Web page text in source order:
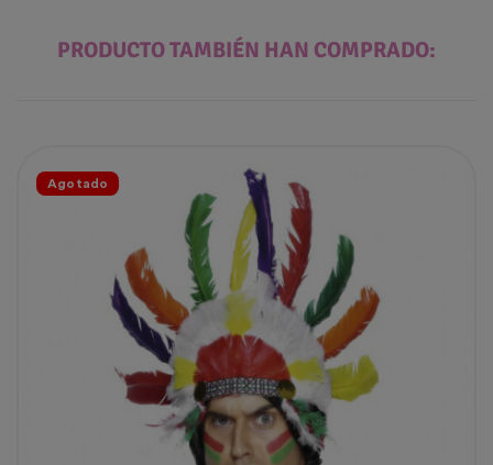
PRODUCTO TAMBIÉN HAN COMPRADO:
Agotado